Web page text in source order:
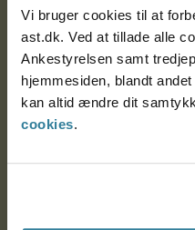
Vi bruger cookies til at
ast.dk. Ved at tillade alle
Ankestyrelsen samt
hjemmesiden, blandt
kan altid ændre dit
cookies.
Nytorv 7, 2. sal
9000 Aalborg
Ankestyrelsen Aalborg